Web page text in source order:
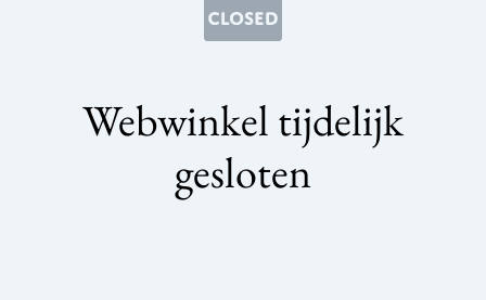
Webwinkel tijdelijk
gesloten